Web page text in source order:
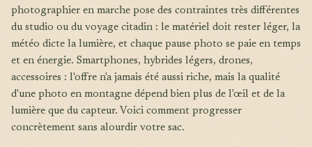
photographier en marche pose des contraintes très différentes
du studio ou du voyage citadin : le matériel doit rester léger, la
météo dicte la lumière, et chaque pause photo se paie en temps
et en énergie. Smartphones, hybrides légers, drones,
accessoires : l'offre n'a jamais été aussi riche, mais la qualité
d'une photo en montagne dépend bien plus de l'œil et de la
lumière que du capteur. Voici comment progresser
concrètement sans alourdir votre sac.